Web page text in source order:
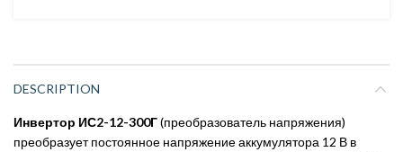
DESCRIPTION
Инвертор ИС2-12-300Г(преобразователь напряжения)
преобразует постоянное напряжение аккумулятора 12 В в